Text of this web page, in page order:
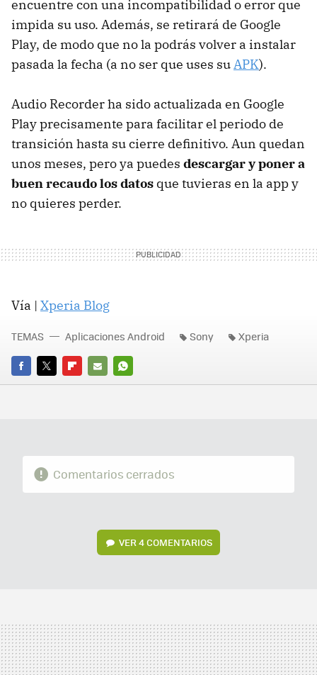
encuentre con una incompatibilidad o error que
impida su uso. Además, se retirará de Google
Play, de modo que no la podrás volver a instalar
pasada la fecha (a no ser que uses suAPK).
Audio Recorder ha sido actualizada en Google
Play precisamente para facilitar el periodo de
transición hasta su cierre definitivo. Aun quedan
unos meses, pero ya puedes descargar y poner a
buen recaudo los datos que tuvieras en la app y
no quieres perder.
Vía | Xperia Blog
FACEBOOK
TWITTERFLIPBOARD
E-
WHATSAPP
TEMAS Aplicaciones Android Sony Xperia
Comentarios cerrados
VER4 COMENTARIOS